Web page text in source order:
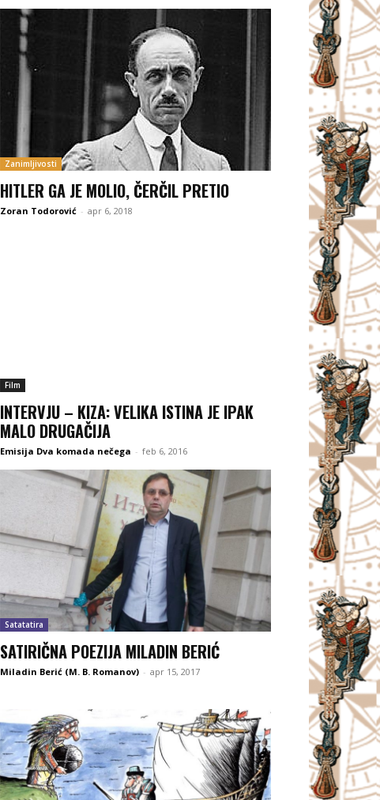
Zanimljivosti
HITLER GA JE MOLIO, ČERČIL PRETIO
Zoran Todorović - apr 6, 2018
Film
INTERVJU – KIZA: VELIKA ISTINA JE IPAK
MALO DRUGAČIJA
Emisija Dva komada nečega - feb 6, 2016
Satatatira
SATIRIČNA POEZIJA MILADIN BERIĆ
Miladin Berić (M. B. Romanov) - apr 15, 2017